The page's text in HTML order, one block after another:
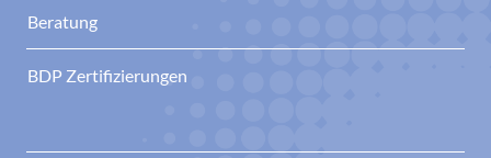
Beratung
BDP Zertifizierungen